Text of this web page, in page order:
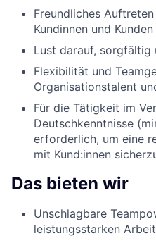
Freundliches
Kundinnen und Kunden
Lust darauf, sorgfältig
Flexibilität und
Organisationstalent
Für die Tätigkeit im
Deutschkenntnisse
erforderlich, um eine
mit Kund:innen
Das bieten wir
Unschlagbare
leistungsstarken